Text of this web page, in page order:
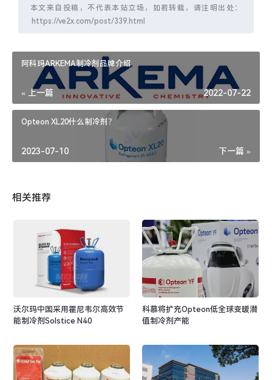
本文来自投稿，不代表本站立场，如若转载，请注明出处：
阿科玛ARKEMA制冷剂品牌介绍
« 上一篇 2022-07-22
Opteon XL20什么制冷剂？
下一篇 »
2023-07-10
相关推荐
沃尔玛中国采用霍尼韦尔高效节
能制冷剂Solstice N40
科慕将扩充Opteon低全球变暖潜
值制冷剂产能